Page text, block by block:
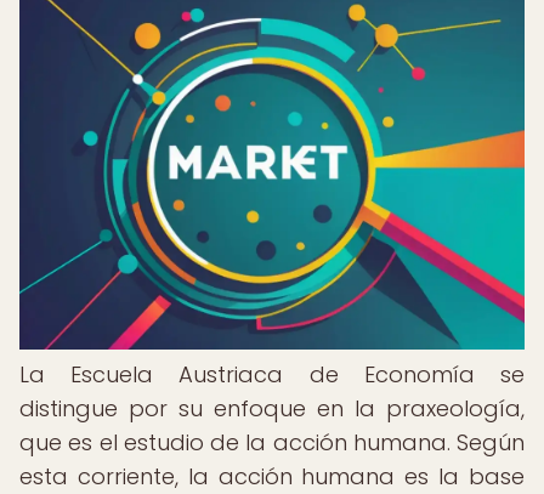
La Escuela Austriaca de Economía se
distingue por su enfoque en la praxeología,
que es el estudio de la acción humana. Según
esta corriente, la acción humana es la base